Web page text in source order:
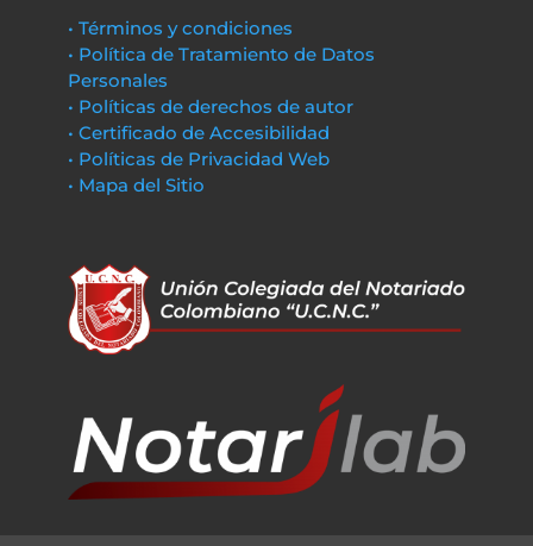
• Términos y condiciones
• Política de Tratamiento de Datos
Personales
• Políticas de derechos de autor
• Certificado de Accesibilidad
• Políticas de Privacidad Web
• Mapa del Sitio